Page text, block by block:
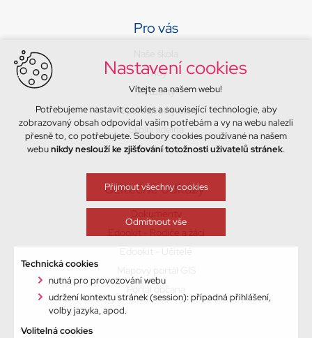
Pro vás
Třídy
Aktuality
Sport a volný čas
Školní jídelna
Kontakty
Užitečné odkazy
Nastavení cookies
Vítejte na našem webu!
Potřebujeme nastavit cookies a související technologie, aby
zobrazovaný obsah odpovídal vašim potřebám a vy na webu nalezli
přesně to, co potřebujete. Soubory cookies používané na našem
webunikdy neslouží ke zjišťování totožnosti uživatelů stránek.
Přijmout všechny cookies
Odmítnout vše
Technická cookies
nutná pro provozování webu
udržení kontextu stránek (session): případná přihlášení,
volby jazyka, apod.
Volitelná cookies